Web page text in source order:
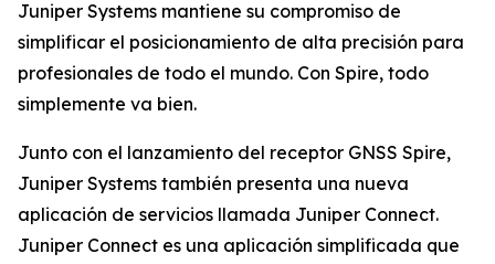
Juniper Systems mantiene su compromiso de
simplificar el posicionamiento de alta precisión para
profesionales de todo el mundo. Con Spire, todo
simplemente va bien.
Junto con el lanzamiento del receptor GNSS Spire,
Juniper Systems también presenta una nueva
aplicación de servicios llamada Juniper Connect.
Juniper Connect es una aplicación simplificada que